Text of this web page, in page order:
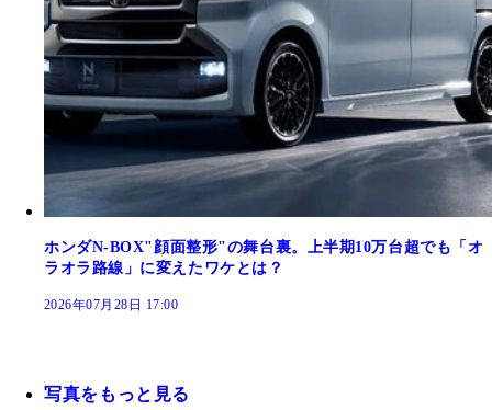
ホンダN-BOX"顔面整形"の舞台裏。上半期10万台超でも「オ
ラオラ路線」に変えたワケとは？
2026年07月28日 17:00
写真をもっと見る